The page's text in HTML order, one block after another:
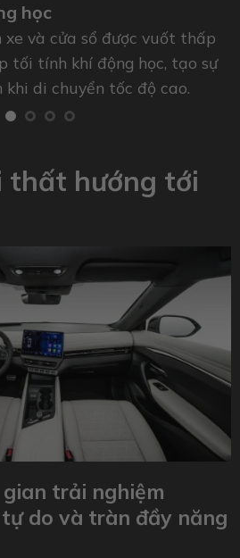
học
và cửa sổ được vuốt thấp
tối tính khí động học, tạo sự
khi di chuyển tốc độ cao.
thất hướng tới
trải nghiệm
do và tràn đầy năng